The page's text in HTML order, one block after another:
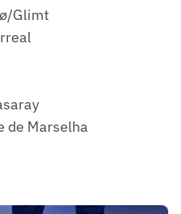
Glimt
de Marselha